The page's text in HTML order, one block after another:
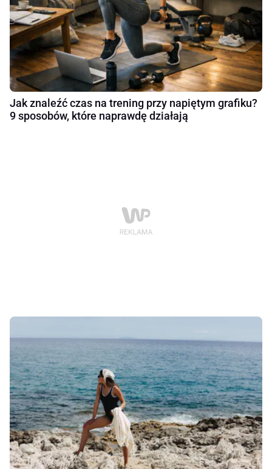
Jak znaleźć czas na trening przy napiętym grafiku?
9 sposobów, które naprawdę działają